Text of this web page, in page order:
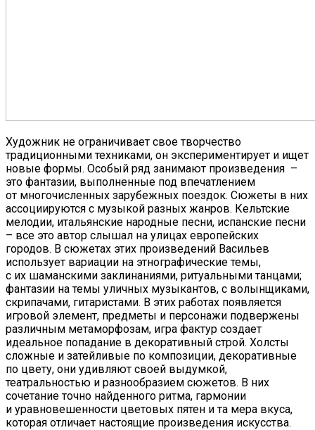
Художник не ограничивает свое творчество
традиционными техниками, он экспериментирует и ищет
новые формы. Особый ряд занимают произведения –
это фантазии, выполненные под впечатлением
от многочисленных зарубежных поездок. Сюжеты в них
ассоциируются с музыкой разных жанров. Кельтские
мелодии, итальянские народные песни, испанские песни
– все это автор слышал на улицах европейских
городов. В сюжетах этих произведений Васильев
использует вариации на этнографические темы,
с их шаманскими заклинаниями, ритуальными танцами;
фантазии на темы уличных музыкантов, с волынщиками,
скрипачами, гитаристами. В этих работах появляется
игровой элемент, предметы и персонажи подвержены
различным метаморфозам, игра фактур создает
идеальное попадание в декоративный строй. Холсты
сложные и затейливые по композиции, декоративные
по цвету, они удивляют своей выдумкой,
театральностью и разнообразием сюжетов. В них
сочетание точно найденного ритма, гармонии
и уравновешенности цветовых пятен и та мера вкуса,
которая отличает настоящие произведения искусства.